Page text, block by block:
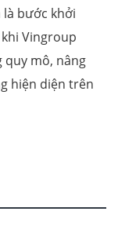
là bước khởi
Vingroup
mô, nâng
hiện diện trên